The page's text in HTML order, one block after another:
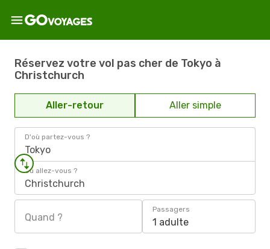
Réservez votre vol pas cher de Tokyo à
Christchurch
Aller-retour Aller simple
D'où partez-vous ?
Tokyo
Où allez-vous ?
Christchurch
Quand ?
Passagers
1 adulte